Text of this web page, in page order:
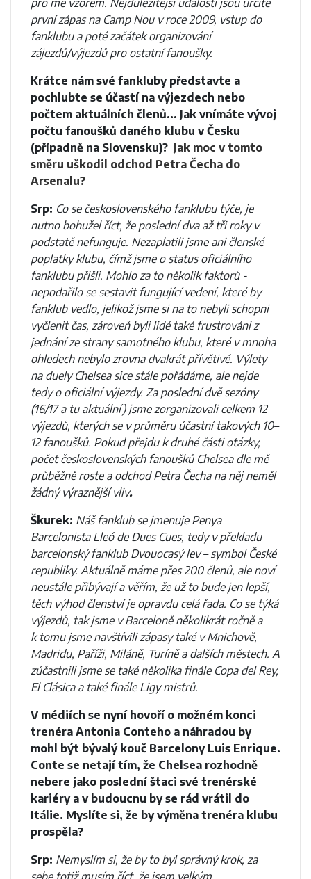
pro mě vzorem. Nejdůležitější události jsou určitě
první zápas na Camp Nou v roce 2009, vstup do
fanklubu a poté začátek organizování
zájezdů/výjezdů pro ostatní fanoušky.
Krátce nám své fankluby představte a
pochlubte se účastí na výjezdech nebo
počtem aktuálních členů... Jak vnímáte vývoj
počtu fanoušků daného klubu v Česku
(případně na Slovensku)? Jak moc v tomto
směru uškodil odchod Petra Čecha do
Arsenalu?
Srp: Co se československého fanklubu týče, je
nutno bohužel říct, že poslední dva až tři roky v
podstatě nefunguje. Nezaplatili jsme ani členské
poplatky klubu, čímž jsme o status oficiálního
fanklubu přišli. Mohlo za to několik faktorů -
nepodařilo se sestavit fungující vedení, které by
fanklub vedlo, jelikož jsme si na to nebyli schopni
vyčlenit čas, zároveň byli lidé také frustrováni z
jednání ze strany samotného klubu, které v mnoha
ohledech nebylo zrovna dvakrát přívětivé. Výlety
na duely Chelsea sice stále pořádáme, ale nejde
tedy o oficiální výjezdy. Za poslední dvě sezóny
(16/17 a tu aktuální) jsme zorganizovali celkem 12
výjezdů, kterých se v průměru účastní takových 10–
12 fanoušků. Pokud přejdu k druhé části otázky,
počet československých fanoušků Chelsea dle mě
průběžně roste a odchod Petra Čecha na něj neměl
žádný výraznější vliv.
Škurek: Náš fanklub se jmenuje Penya
Barcelonista Lleó de Dues Cues, tedy v překladu
barcelonský fanklub Dvouocasý lev – symbol České
republiky. Aktuálně máme přes 200 členů, ale noví
neustále přibývají a věřím, že už to bude jen lepší,
těch výhod členství je opravdu celá řada. Co se týká
výjezdů, tak jsme v Barceloně několikrát ročně a
k tomu jsme navštívili zápasy také v Mnichově,
Madridu, Paříži, Miláně, Turíně a dalších městech. A
zúčastnili jsme se také několika finále Copa del Rey,
El Clásica a také finále Ligy mistrů.
V médiích se nyní hovoří o možném konci
trenéra Antonia Conteho a náhradou by
mohl být bývalý kouč Barcelony Luis Enrique.
Conte se netají tím, že Chelsea rozhodně
nebere jako poslední štaci své trenérské
kariéry a v budoucnu by se rád vrátil do
Itálie. Myslíte si, že by výměna trenéra klubu
prospěla?
Srp: Nemyslím si, že by to byl správný krok, za